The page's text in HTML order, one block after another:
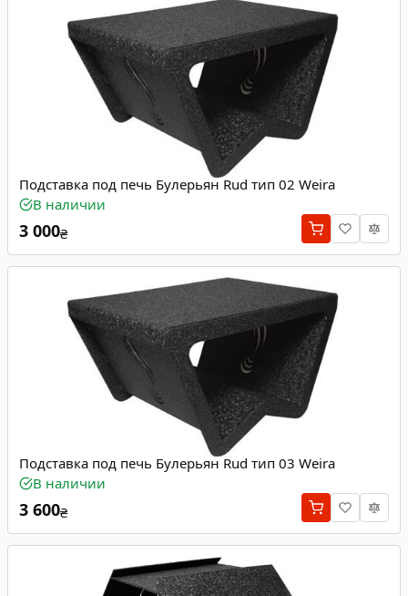
Подставка под печь Булерьян Rud тип 02 Weira
В наличии
3 000₴
Подставка под печь Булерьян Rud тип 03 Weira
В наличии
3 600₴